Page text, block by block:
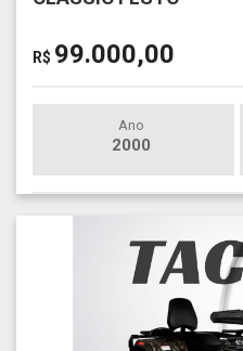
R$ 99.000,00
Ano
2000